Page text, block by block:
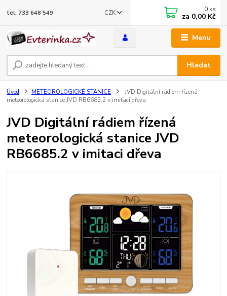
Menu
CZK
Hledat
tel. 733 648 549 0 ks
za 0,00 Kč
Úvod METEOROLOGICKÉ STANICE
JVD Digitální rádiem řízená
meteorologická stanice JVD RB6685.2 v imitaci dřeva
JVD Digitální rádiem řízená
meteorologická stanice JVD
RB6685.2 v imitaci dřeva